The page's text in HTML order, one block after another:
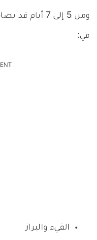
ومن 5 إلى 7
في:
القيء والبراز